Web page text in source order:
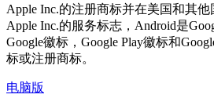
Apple Inc.的注册商标并在美国和其他
Apple Inc.的服务标志，Android是
Google徽标，Google Play徽标和
标或注册商标。
电脑版